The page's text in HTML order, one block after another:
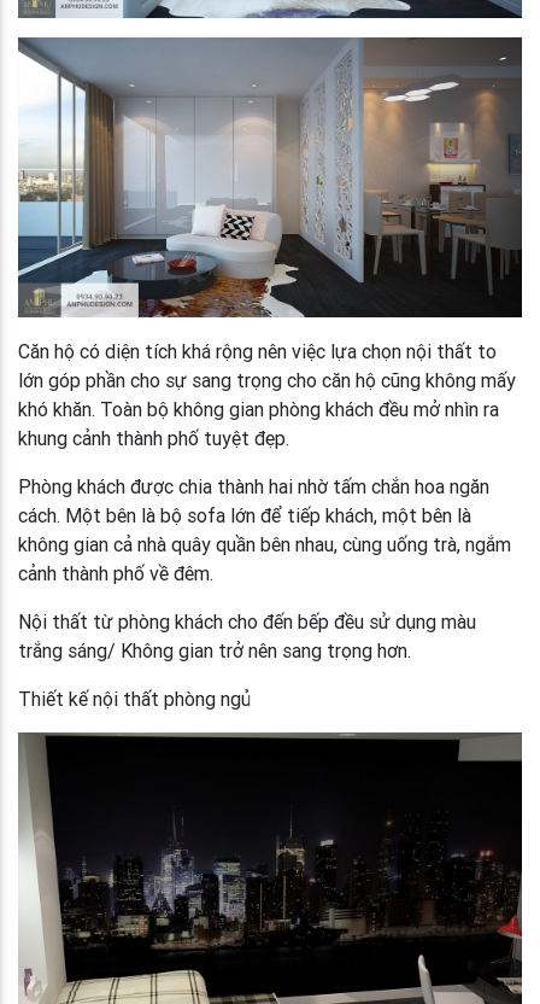
Căn hộ có diện tích khá rộng nên việc lựa chọn nội thất to
lớn góp phần cho sự sang trọng cho căn hộ cũng không mấy
khó khăn. Toàn bộ không gian phòng khách đều mở nhìn ra
khung cảnh thành phố tuyệt đẹp.
Phòng khách được chia thành hai nhờ tấm chắn hoa ngăn
cách. Một bên là bộ sofa lớn để tiếp khách, một bên là
không gian cả nhà quây quần bên nhau, cùng uống trà, ngắm
cảnh thành phố về đêm.
Nội thất từ phòng khách cho đến bếp đều sử dụng màu
trắng sáng/ Không gian trở nên sang trọng hơn.
Thiết kế nội thất phòng ngủ